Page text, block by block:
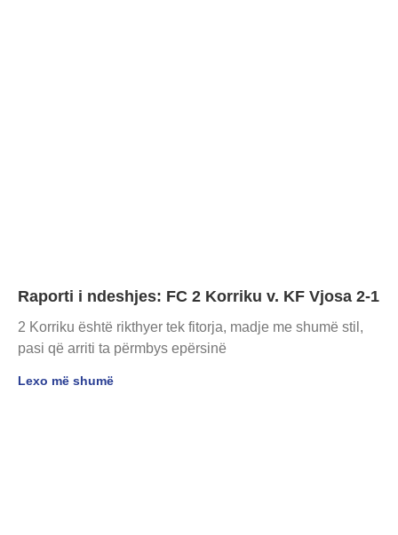
Raporti i ndeshjes: FC 2 Korriku v. KF Vjosa 2-1
2 Korriku është rikthyer tek fitorja, madje me shumë stil,
pasi që arriti ta përmbys epërsinë
Lexo më shumë